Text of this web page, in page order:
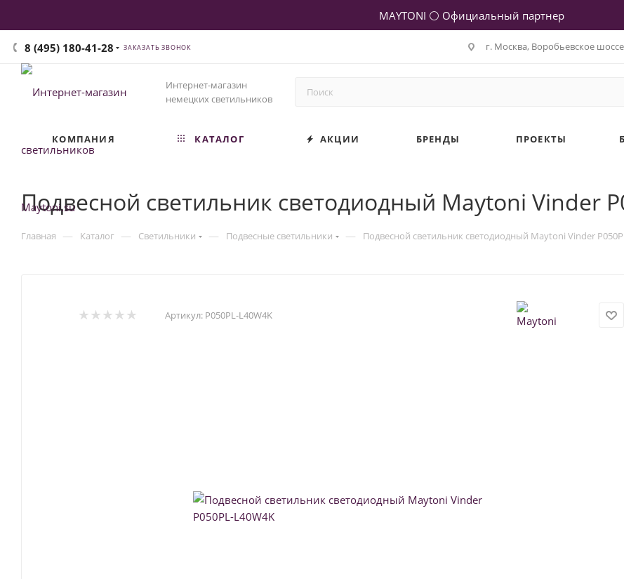
MAYTONI ⚪ Официальный партнер
8 (495) 180-41-28 ЗАКАЗАТЬ ЗВОНОК г. Москва, Воробьевское
Интернет-магазин
немецких светильников
КОМПАНИЯ КАТАЛОГ АКЦИИ БРЕНДЫ ПРОЕКТЫ
Подвесной светильник светодиодный Maytoni Vinder
Главная — Каталог — Светильники — Подвесные светильники — Подвесной светильник светодиодный Maytoni Vinder
Артикул: P050PL-L40W4K